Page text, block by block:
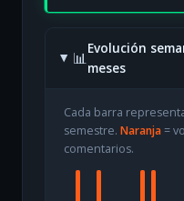
📊
Evolución
meses
Cada barra
semestre. Naranja=
comentarios.